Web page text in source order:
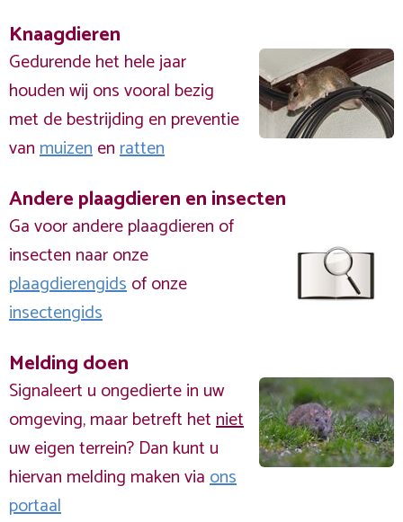
Knaagdieren
Gedurende het hele jaar
houden wij ons vooral bezig
met de bestrijding en preventie
vanmuizenenratten
Andere plaagdieren en insecten
Ga voor andere plaagdieren of
insecten naar onze
plaagdierengidsof onze
insectengids
Melding doen
Signaleert u ongedierte in uw
omgeving, maar betreft hetniet
uw eigen terrein? Dan kunt u
hiervan melding maken viaons
portaal